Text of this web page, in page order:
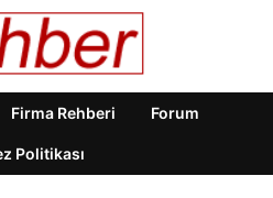
Firma Rehberi Forum
Politikası